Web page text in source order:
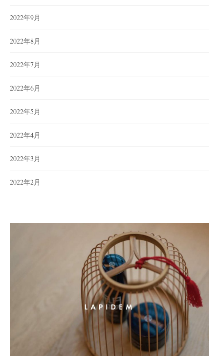
2022年9月
2022年8月
2022年7月
2022年6月
2022年5月
2022年4月
2022年3月
2022年2月